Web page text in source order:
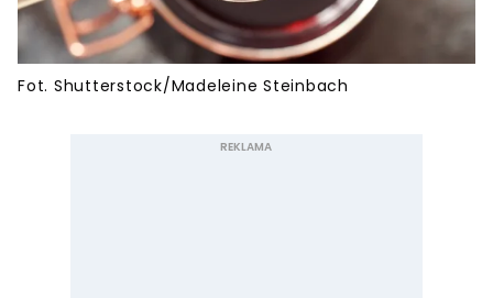
Fot. Shutterstock/Madeleine Steinbach